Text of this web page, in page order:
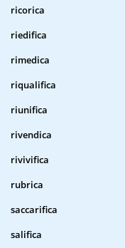
ricorica
riedifica
rimedica
riqualifica
riunifica
rivendica
rivivifica
rubrica
saccarifica
salifica